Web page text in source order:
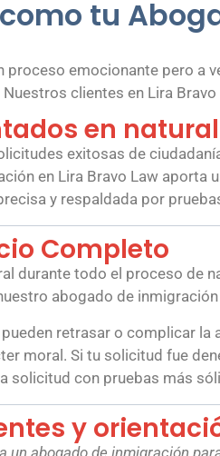
como tu
emocionante pero a
clientes en Lira
en
exitosas de
en Lira Bravo Law
y respaldada por
Completo
durante todo el proceso de
abogado de
retrasar o complicar
moral. Si tu solicitud fue
solicitud con pruebas más
y